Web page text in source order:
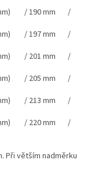
mm) / 190 mm /
mm) / 197 mm /
mm) / 201 mm /
mm) / 205 mm /
mm) / 213 mm /
mm) / 220 mm /
Při větším nadměrku